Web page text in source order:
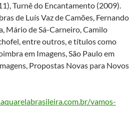
Turnê do Encantamento (2009).
de Luís Vaz de Camões, Fernando
Mário de Sá-Carneiro, Camilo
entre outros, e títulos como
em Imagens, São Paulo em
Propostas Novas para Novos
vamos-